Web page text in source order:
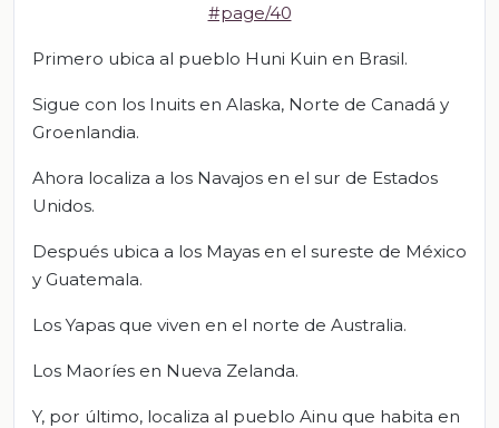
#page/40
Primero ubica al pueblo Huni Kuin en Brasil.
Sigue con los Inuits en Alaska, Norte de Canadá y
Groenlandia.
Ahora localiza a los Navajos en el sur de Estados
Unidos.
Después ubica a los Mayas en el sureste de México
y Guatemala.
Los Yapas que viven en el norte de Australia.
Los Maoríes en Nueva Zelanda.
Y, por último, localiza al pueblo Ainu que habita en